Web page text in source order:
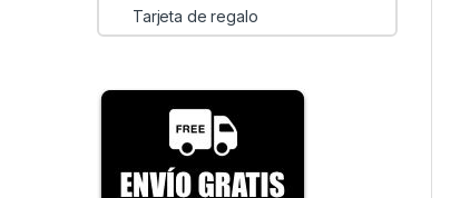
Tarjeta de regalo